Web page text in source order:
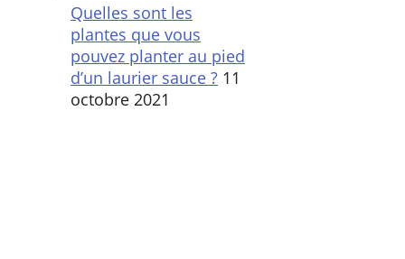
Quelles sont les
plantes que vous
pouvez planter au pied
d’un laurier sauce ? 11
octobre 2021